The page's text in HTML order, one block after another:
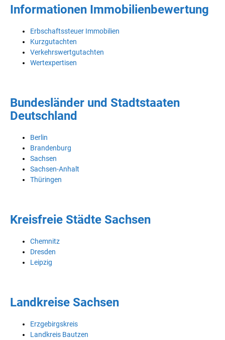
Informationen Immobilienbewertung
Erbschaftssteuer Immobilien
Kurzgutachten
Verkehrswertgutachten
Wertexpertisen
Bundesländer und Stadtstaaten
Deutschland
Berlin
Brandenburg
Sachsen
Sachsen-Anhalt
Thüringen
Kreisfreie Städte Sachsen
Chemnitz
Dresden
Leipzig
Landkreise Sachsen
Erzgebirgskreis
Landkreis Bautzen